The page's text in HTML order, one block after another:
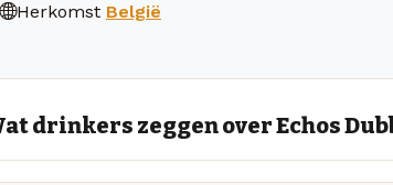
Herkomst België
drinkers zeggen over Echos